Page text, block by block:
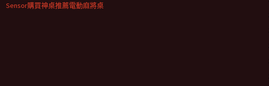
Sensor購買神桌推薦電動麻將桌